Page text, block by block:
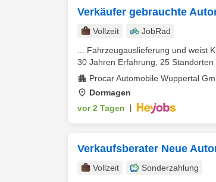
Verkäufer gebrauchte
Vollzeit
JobRad
... Fahrzeugauslieferung und weist
30 Jahren Erfahrung, 25 Standorten
Procar Automobile Wuppertal
Dormagen
vor 2 Tagen
Verkaufsberater Neue
Vollzeit
Sonderzahlung